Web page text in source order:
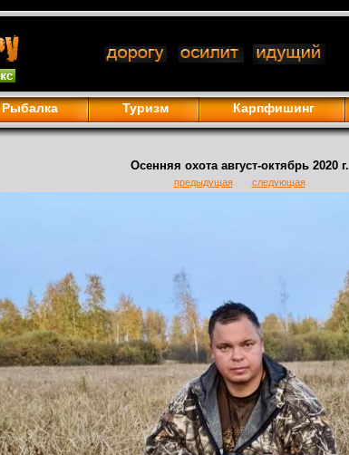
Рыбалка Туризм Карпфишинг
Осенняя охота август-октябрь 2020 г.
предыдущая следующая